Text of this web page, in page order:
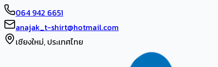
064 942 6651
anajak_t-shirt@hotmail.com
เชียงใหม่, ประเทศไทย